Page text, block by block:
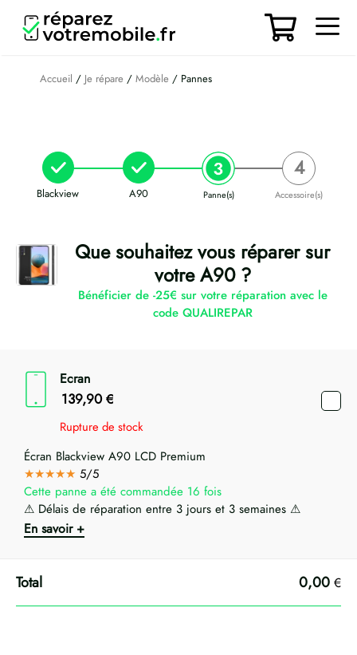
contenu
Accueil / Je répare / Modèle / Pannes
Blackview A90 Panne(s) Accessoire(s)
Que souhaitez vous réparer sur
votre A90 ?
Bénéficier de -25€ sur votre réparation avec le
code QUALIREPAR
Ecran
139,90 €
Rupture de stock
Écran Blackview A90 LCD Premium
★★★★★ 5/5
Cette panne a été commandée 16 fois
⚠ Délais de réparation entre 3 jours et 3 semaines ⚠
En savoir +
0,00 €